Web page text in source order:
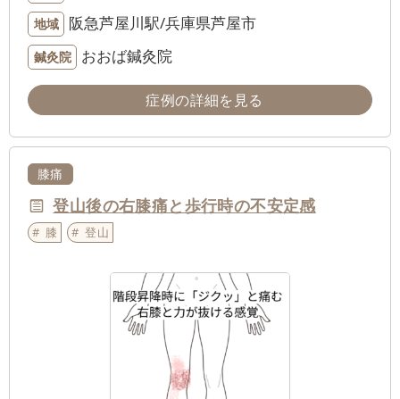
地域 阪急芦屋川駅/兵庫県芦屋市
鍼灸院 おおば鍼灸院
症例の詳細を見る
膝痛
登山後の右膝痛と歩行時の不安定感
膝 登山